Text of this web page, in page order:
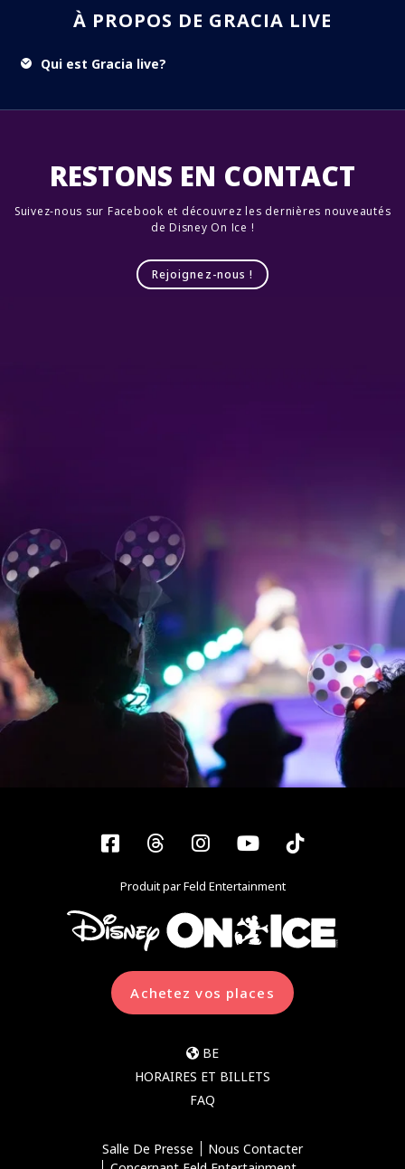
À PROPOS DE GRACIA LIVE
Qui est Gracia live?
RESTONS EN CONTACT
Suivez-nous sur Facebook et découvrez les dernières nouveautés
de Disney On Ice !
Rejoignez-nous !
Facebook
ThreadsInstagram
YouTubeTiktok
Produit par Feld Entertainment
Achetez vos places
BE
HORAIRES ET BILLETS
FAQ
Salle De Presse
Nous Contacter